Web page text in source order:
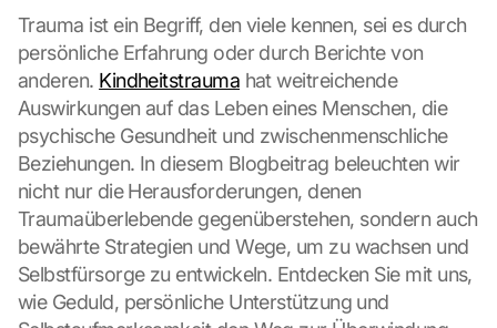
Trauma ist ein Begriff, den viele kennen, sei es durch
persönliche Erfahrung oder durch Berichte von
anderen. Kindheitstrauma hat weitreichende
Auswirkungen auf das Leben eines Menschen, die
psychische Gesundheit und zwischenmenschliche
Beziehungen. In diesem Blogbeitrag beleuchten wir
nicht nur die Herausforderungen, denen
Traumaüberlebende gegenüberstehen, sondern auch
bewährte Strategien und Wege, um zu wachsen und
Selbstfürsorge zu entwickeln. Entdecken Sie mit uns,
wie Geduld, persönliche Unterstützung und